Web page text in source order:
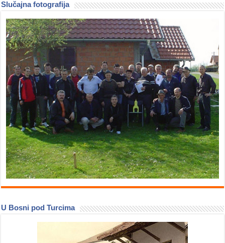
Slučajna fotografija
U Bosni pod Turcima